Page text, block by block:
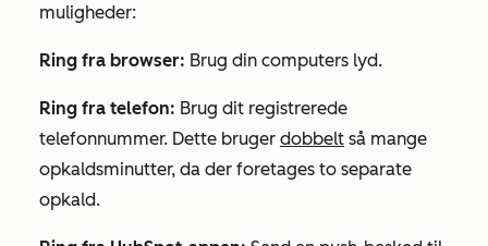
muligheder:
Ring fra browser: Brug din computers lyd.
Ring fra telefon: Brug dit registrerede
telefonnummer. Dette bruger dobbelt så mange
opkaldsminutter, da der foretages to separate
opkald.